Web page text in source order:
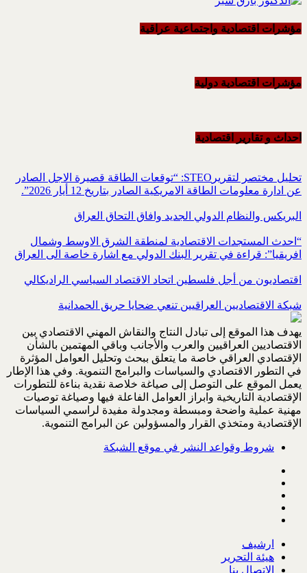
مؤشرات اقتصادية واجتماعية عراقية
مؤشرات اقتصادية دولية
احداث و تقاریر اقتصادیة
تحليل مختصر لتقريرSTEO‏: “توقعات الطاقة قصيرة الاجل الصادر
عن ادارة معلومات الطاقة الامريكية ‏الصادر بتاريخ 12 أيار 2026”.‏
البريكس والنظام الدولي الجديد وافاق التحاق العراق
“احدث المستجدات الاقتصادية لمنطقة الشرق الاوسط وشمال
افريقيا”: قراءة في تقرير البنك الدولي مع اشارة خاصة الى العراق
اقتصاديون من أجل فلسطين اتحاد الاقتصاد السياسي الراديكالي
شبكة الاقتصاديين العراقيين تنعي ضحايا حريق الحمدانية
يهدف هذا الموقع إلى تبادل النتاج والنقاش المهني الاقتصادي بين
الاقتصاديين العراقيين والعرب والأجانب وباقي المهتمين بالشأن
الإقتصادي العراقي خاصة ما يتعلق ببحث وتحليل العوامل المؤثرة
في التطور الاقتصادي والسياسات والبرامج التنموية. وفي هذا الإطار
يعمل الموقع على التوصل إلى صياغة خلاصة نقدية بناءة للتطورات
الإقتصادية التاريخية وابراز العوامل الفاعلة فيها وصياغة توصيات
مهنية عملية واضحة ومبسطة ومجدولة مفيدة لراسمي السياسات
الإقتصادية ومتخذي القرار والمسؤولين عن البرامج التنموية.
شروط وقواعد النشر في موقع الشبكة
ارشيف
هيئة التحرير
الاتصال بنا